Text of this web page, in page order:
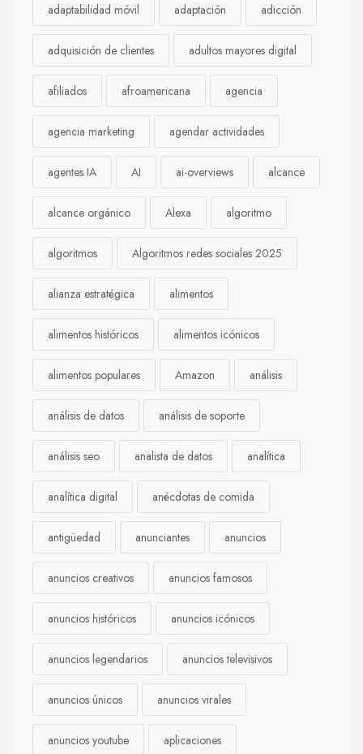
adaptabilidad móvil adaptación adicción
adquisición de clientes adultos mayores digital
afiliados afroamericana agencia
agencia marketing agendar actividades
agentes IA AI ai-overviews alcance
alcance orgánico Alexa algoritmo
algoritmos Algoritmos redes sociales 2025
alianza estratégica alimentos
alimentos históricos alimentos icónicos
alimentos populares Amazon análisis
análisis de datos análisis de soporte
análisis seo analista de datos analítica
analítica digital anécdotas de comida
antigüedad anunciantes anuncios
anuncios creativos anuncios famosos
anuncios históricos anuncios icónicos
anuncios legendarios anuncios televisivos
anuncios únicos anuncios virales
anuncios youtube aplicaciones